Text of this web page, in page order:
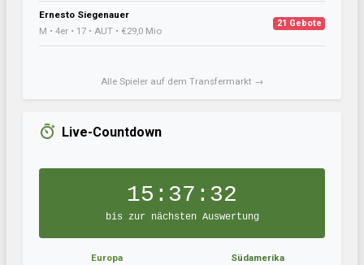
Ernesto Siegenauer
M • 4er • 17 • AUT • €29,0 Mio
21 Gebote
Alle Spieler auf dem Transfermarkt →
Live-Countdown
15:37:32
bis zur nächsten Auswertung
Europa
Südamerika